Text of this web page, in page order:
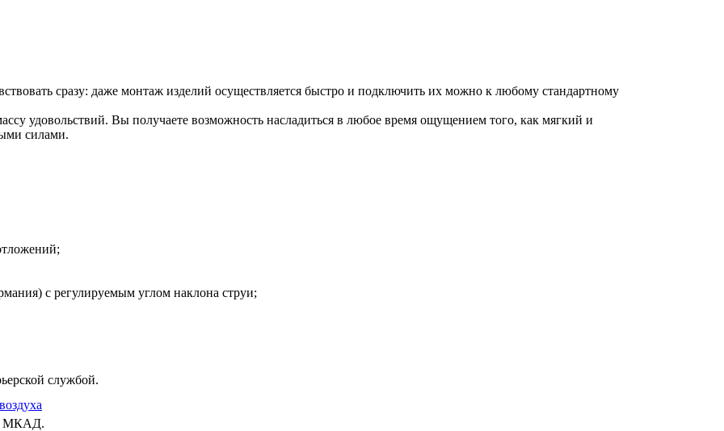
сразу: даже монтаж изделий осуществляется быстро и подключить их можно к любому стандартному
удовольствий. Вы получаете возможность насладиться в любое время ощущением того, как мягкий и
силами.
с регулируемым углом наклона струи;
службой.
МКАД.